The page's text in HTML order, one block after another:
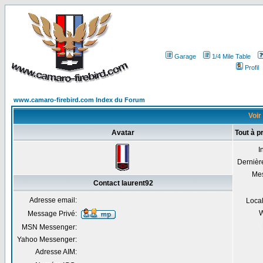
Garage
1/4 Mile Table
Profil
www.camaro-firebird.com Index du Forum
Avatar Tout à
Contact laurent92
Adresse email:
Message Privé:
MSN Messenger:
Yahoo Messenger:
Adresse AIM: